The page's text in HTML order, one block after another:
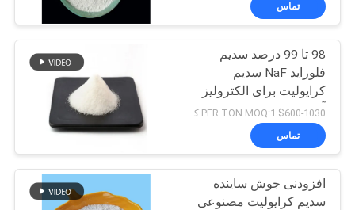
تماس
98 تا 99 درصد سدیم
فلوراید NaF سدیم
کرایولیت برای الکترولیز
آلومینیوم
$600-1030 PER TON MOQ:1 کیلوگرم
تماس
افزودنی جوش ساینده
سدیم کرایولیت مصنوعی